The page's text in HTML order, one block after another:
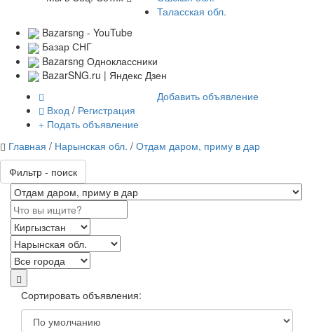
Таласская обл.
Bazarsng - YouTube
Базар СНГ
Bazarsng Одноклассники
BazarSNG.ru | Яндекс Дзен
Вход / Регистрация
Подать объявление
Добавить объявление
Главная / Нарынская обл. / Отдам даром, приму в дар
Фильтр - поиск
Сортировать объявления: